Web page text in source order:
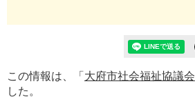
この情報は、「 大府市社会福祉協議会
した。